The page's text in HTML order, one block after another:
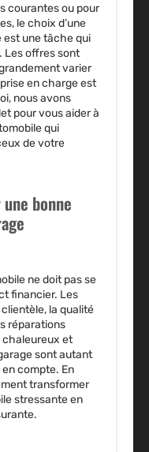
courantes ou pour
le choix d’une
est une tâche qui
Les offres sont
varier
en charge est
nous avons
pour vous aider à
qui
de votre
bonne
ne doit pas se
financier. Les
la qualité
réparations
chaleureux et
sont autant
compte. En
transformer
stressante en